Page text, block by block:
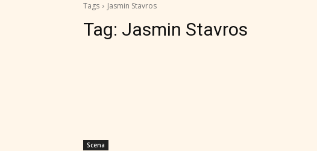
Tags Jasmin Stavros
Tag: Jasmin Stavros
Scena